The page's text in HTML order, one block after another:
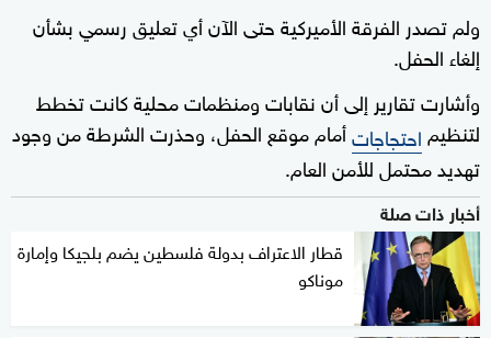
ولم تصدر الفرقة الأميركية حتى الآن أي تعليق رسمي بشأن
إلغاء الحفل.
وأشارت تقارير إلى أن نقابات ومنظمات محلية كانت تخطط
لتنظيم احتجاجاتأمام موقع الحفل، وحذرت الشرطة من وجود
تهديد محتمل للأمن العام.
أخبار ذات صلة
قطار الاعتراف بدولة فلسطين يضم بلجيكا وإمارة
موناكو